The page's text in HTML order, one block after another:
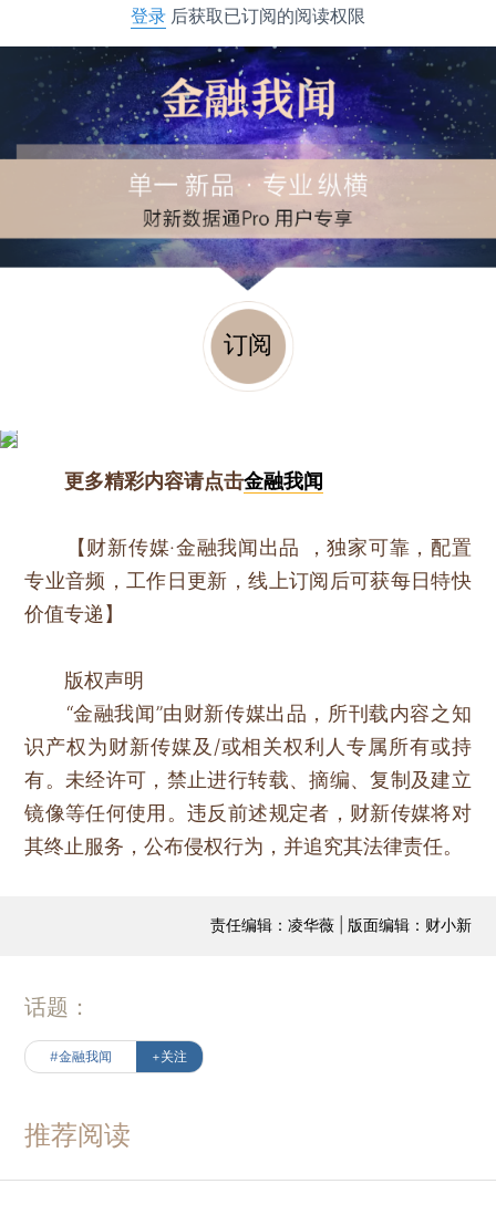
登录 后获取已订阅的阅读权限
订阅
更多精彩内容请点击金融我闻
【财新传媒·金融我闻出品 ，独家可靠，配置
专业音频，工作日更新，线上订阅后可获每日特快
价值专递】
版权声明
“金融我闻”由财新传媒出品，所刊载内容之知
识产权为财新传媒及/或相关权利人专属所有或持
有。未经许可，禁止进行转载、摘编、复制及建立
镜像等任何使用。违反前述规定者，财新传媒将对
其终止服务，公布侵权行为，并追究其法律责任。
责任编辑：凌华薇 | 版面编辑：财小新
话题：
#金融我闻 +关注
推荐阅读